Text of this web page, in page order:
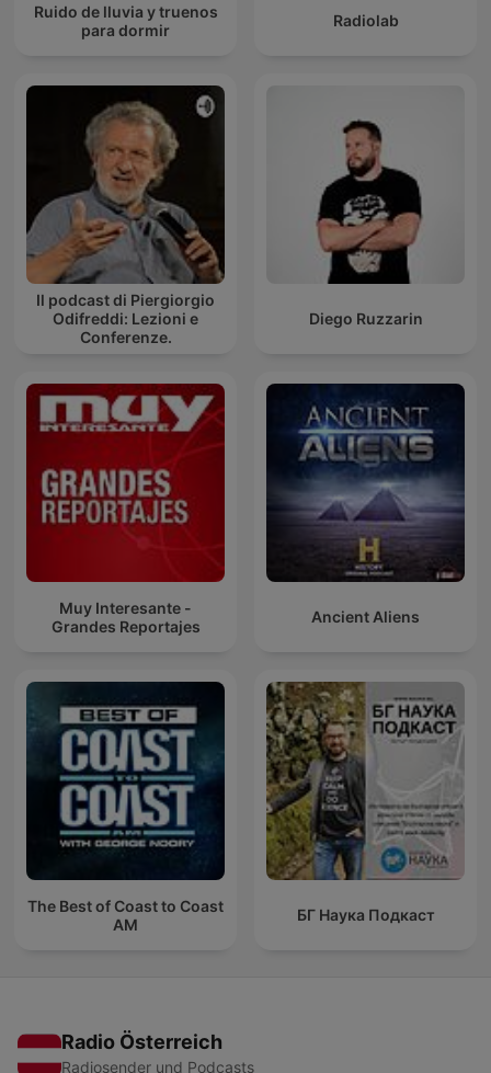
Ruido de lluvia y truenos
para dormir
Radiolab
Il podcast di Piergiorgio
Odifreddi: Lezioni e
Conferenze.
Diego Ruzzarin
Muy Interesante -
Grandes Reportajes
Ancient Aliens
The Best of Coast to Coast
AM
БГ Наука Подкаст
Radio Österreich
Radiosender und Podcasts